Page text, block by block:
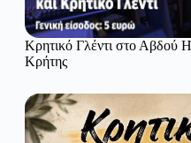
Κρητικό Γλέντι στο Αβδού
Κρήτης